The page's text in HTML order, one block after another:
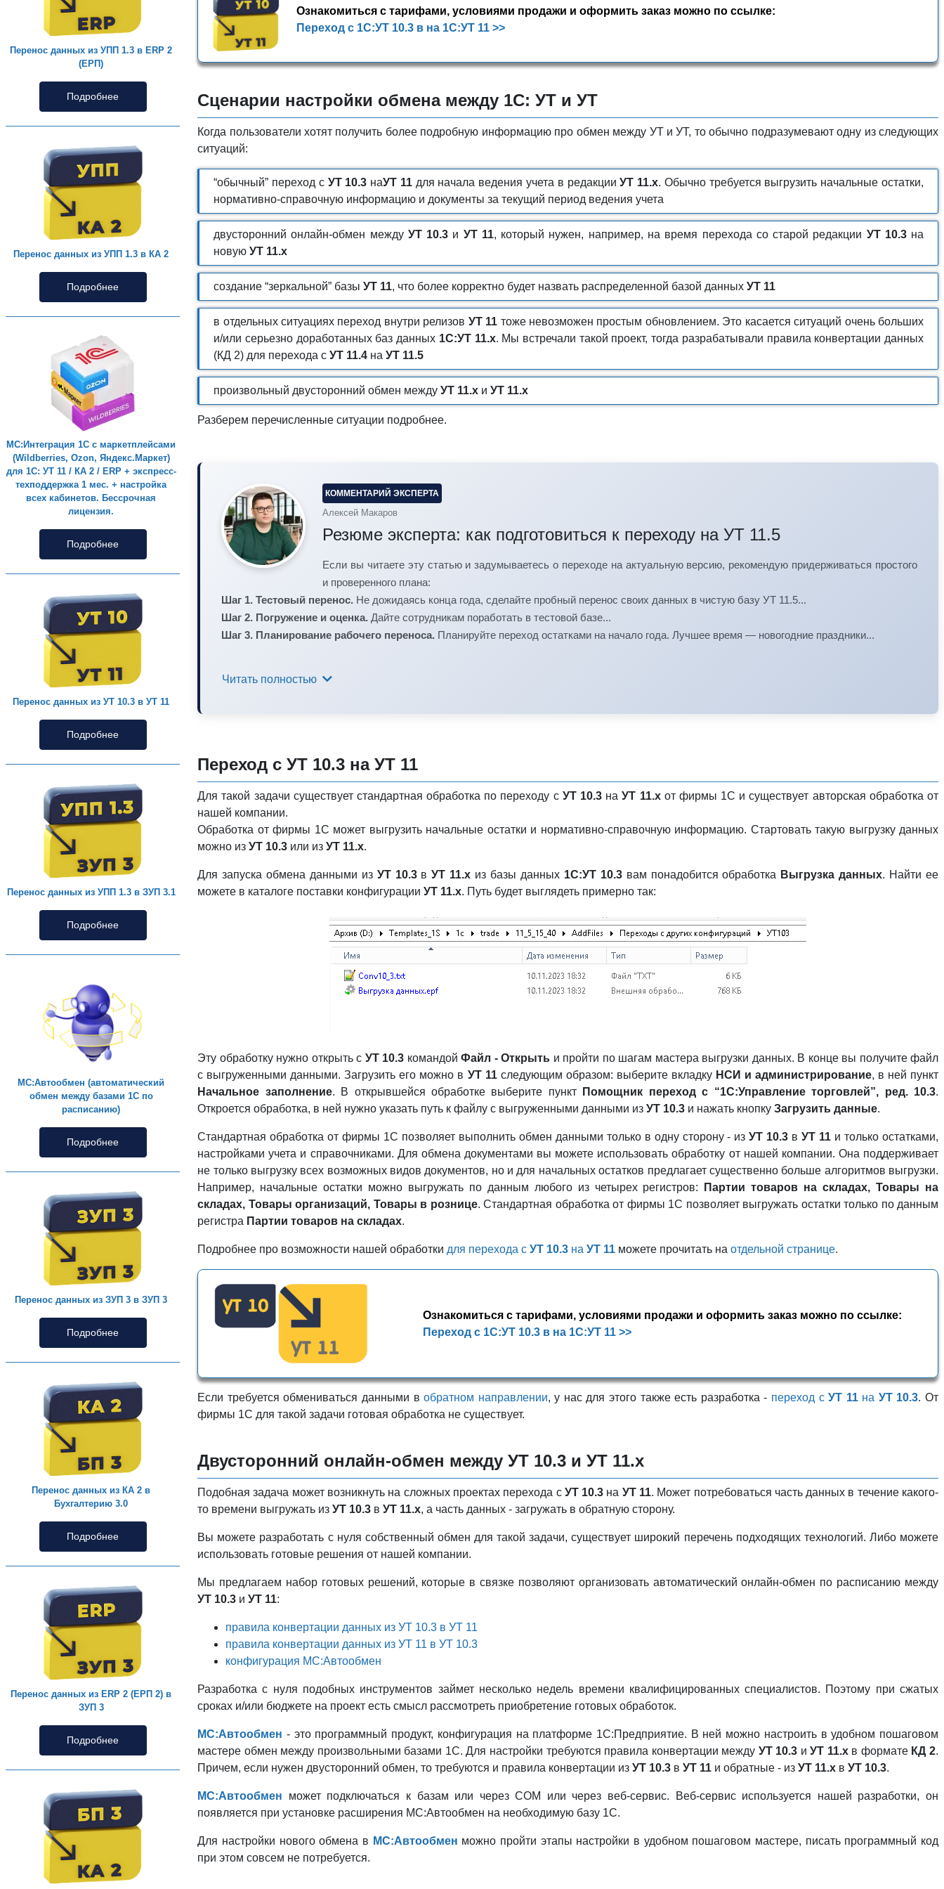
Перенос данных из УПП 1.3 в ERP 2
(ЕРП)
Подробнее
Перенос данных из УПП 1.3 в КА 2
Подробнее
МС:Интеграция 1С с маркетплейсами
(Wildberries, Ozon, Яндекс.Маркет)
для 1С: УТ 11 / КА 2 / ERP + экспресс-
техподдержка 1 мес. + настройка
всех кабинетов. Бессрочная
лицензия.
Подробнее
Перенос данных из УТ 10.3 в УТ 11
Подробнее
Перенос данных из УПП 1.3 в ЗУП 3.1
Подробнее
МС:Автообмен (автоматический
обмен между базами 1С по
расписанию)
Подробнее
Перенос данных из ЗУП 3 в ЗУП 3
Подробнее
Перенос данных из КА 2 в
Бухгалтерию 3.0
Подробнее
Перенос данных из ERP 2 (ЕРП 2) в
ЗУП 3
Подробнее
Ознакомиться с тарифами, условиями продажи и оформить заказ можно по ссылке:
Переход с 1С:УТ 10.3 в на 1С:УТ 11 >>
Сценарии настройки обмена между 1С: УТ и УТ
Когда пользователи хотят получить более подробную информацию про обмен между УТ и УТ, то обычно подразумевают одну из следующих
ситуаций:
“обычный” переход с УТ 10.3 наУТ 11для начала ведения учета в редакцииУТ 11.х. Обычно требуется выгрузить начальные остатки,
нормативно-справочную информацию и документы за текущий период ведения учета
двусторонний онлайн-обмен между УТ 10.3 и УТ 11, который нужен, например, на время перехода со старой редакции УТ 10.3на
новуюУТ 11.х
создание “зеркальной” базыУТ 11, что более корректно будет назвать распределенной базой данныхУТ 11
в отдельных ситуациях переход внутри релизов УТ 11 тоже невозможен простым обновлением. Это касается ситуаций очень больших
и/или серьезно доработанных баз данных 1С:УТ 11.х. Мы встречали такой проект, тогда разрабатывали правила конвертации данных
(КД 2) для перехода сУТ 11.4 наУТ 11.5
произвольный двусторонний обмен междуУТ 11.х иУТ 11.х
Разберем перечисленные ситуации подробнее.
КОММЕНТАРИЙ ЭКСПЕРТА
Алексей Макаров
Резюме эксперта: как подготовиться к переходу на УТ 11.5
Если вы читаете эту статью и задумываетесь о переходе на актуальную версию, рекомендую придерживаться простого
и проверенного плана:
Шаг 1. Тестовый перенос. Не дожидаясь конца года, сделайте пробный перенос своих данных в чистую базу УТ 11.5...
Шаг 2. Погружение и оценка. Дайте сотрудникам поработать в тестовой базе...
Шаг 3. Планирование рабочего переноса. Планируйте переход остатками на начало года. Лучшее время — новогодние праздники...
Читать полностью
Переход с УТ 10.3 на УТ 11
Для такой задачи существует стандартная обработка по переходу с УТ 10.3 наУТ 11.хот фирмы 1С и существует авторская обработка от
нашей компании.
Обработка от фирмы 1С может выгрузить начальные остатки и нормативно-справочную информацию. Стартовать такую выгрузку данных
можно изУТ 10.3 или изУТ 11.х.
Для запуска обмена данными из УТ 10.3вУТ 11.х из базы данных 1С:УТ 10.3вам понадобится обработка Выгрузка данных. Найти ее
можете в каталоге поставки конфигурацииУТ 11.х. Путь будет выглядеть примерно так:
Эту обработку нужно открыть с УТ 10.3 командойФайл - Открыть и пройти по шагам мастера выгрузки данных. В конце вы получите файл
с выгруженными данными. Загрузить его можно в УТ 11следующим образом: выберите вкладку НСИ и администрирование, в ней пункт
Начальное заполнение. В открывшейся обработке выберите пункт Помощник переход с “1С:Управление торговлей”, ред. 10.3.
Откроется обработка, в ней нужно указать путь к файлу с выгруженными данными изУТ 10.3 и нажать кнопкуЗагрузить данные.
Стандартная обработка от фирмы 1С позволяет выполнить обмен данными только в одну сторону - изУТ 10.3 вУТ 11 и только остатками,
настройками учета и справочниками. Для обмена документами вы можете использовать обработку от нашей компании. Она поддерживает
не только выгрузку всех возможных видов документов, но и для начальных остатков предлагает существенно больше алгоритмов выгрузки.
Например, начальные остатки можно выгружать по данным любого из четырех регистров:
Партии товаров на складах, Товары на
складах, Товары организаций, Товары в рознице. Стандартная обработка от фирмы 1С позволяет выгружать остатки только по данным
регистра Партии товаров на складах.
Подробнее про возможности нашей обработки для перехода сУТ 10.3 наУТ 11 можете прочитать наотдельной странице.
Ознакомиться с тарифами, условиями продажи и оформить заказ можно по ссылке:
Переход с 1С:УТ 10.3 в на 1С:УТ 11 >>
Если требуется обмениваться данными вобратном направлении, у нас для этого также есть разработка - переход сУТ 11на УТ 10.3. От
фирмы 1С для такой задачи готовая обработка не существует.
Двусторонний онлайн-обмен между УТ 10.3 и УТ 11.х
Подобная задача может возникнуть на сложных проектах перехода с УТ 10.3 на УТ 11. Может потребоваться часть данных в течение какого-
то времени выгружать изУТ 10.3 вУТ 11.х, а часть данных - загружать в обратную сторону.
Вы можете разработать с нуля собственный обмен для такой задачи, существует широкий перечень подходящих технологий. Либо можете
использовать готовые решения от нашей компании.
Мы предлагаем набор готовых решений, которые в связке позволяют организовать автоматический онлайн-обмен по расписанию между
УТ 10.3 иУТ 11:
правила конвертации данных из УТ 10.3 в УТ 11
правила конвертации данных из УТ 11 в УТ 10.3
конфигурация МС:Автообмен
Разработка с нуля подобных инструментов займет несколько недель времени квалифицированных специалистов. Поэтому при сжатых
сроках и/или бюджете на проект есть смысл рассмотреть приобретение готовых обработок.
МС:Автообмен - это программный продукт, конфигурация на платформе 1С:Предприятие. В ней можно настроить в удобном пошаговом
мастере обмен между произвольными базами 1С. Для настройки требуются правила конвертации между УТ 10.3 иУТ 11.хв формате КД 2.
Причем, если нужен двусторонний обмен, то требуются и правила конвертации изУТ 10.3 вУТ 11 и обратные - изУТ 11.х вУТ 10.3.
МС:Автообмен может подключаться к базам или через COM или через веб-сервис. Веб-сервис используется нашей разработки, он
появляется при установке расширения МС:Автообмен на необходимую базу 1С.
Для настройки нового обмена в МС:Автообмен можно пройти этапы настройки в удобном пошаговом мастере, писать программный код
при этом совсем не потребуется.